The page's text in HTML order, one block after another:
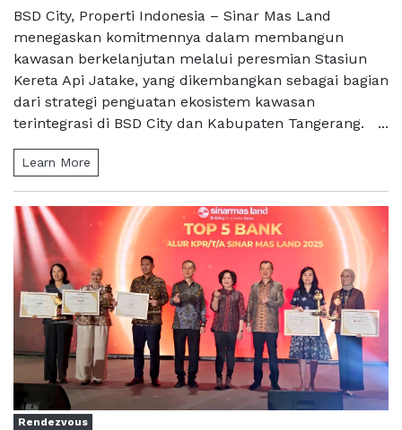
BSD City, Properti Indonesia – Sinar Mas Land
menegaskan komitmennya dalam membangun
kawasan berkelanjutan melalui peresmian Stasiun
Kereta Api Jatake, yang dikembangkan sebagai bagian
dari strategi penguatan ekosistem kawasan
terintegrasi di BSD City dan Kabupaten Tangerang. ...
Learn More
Rendezvous